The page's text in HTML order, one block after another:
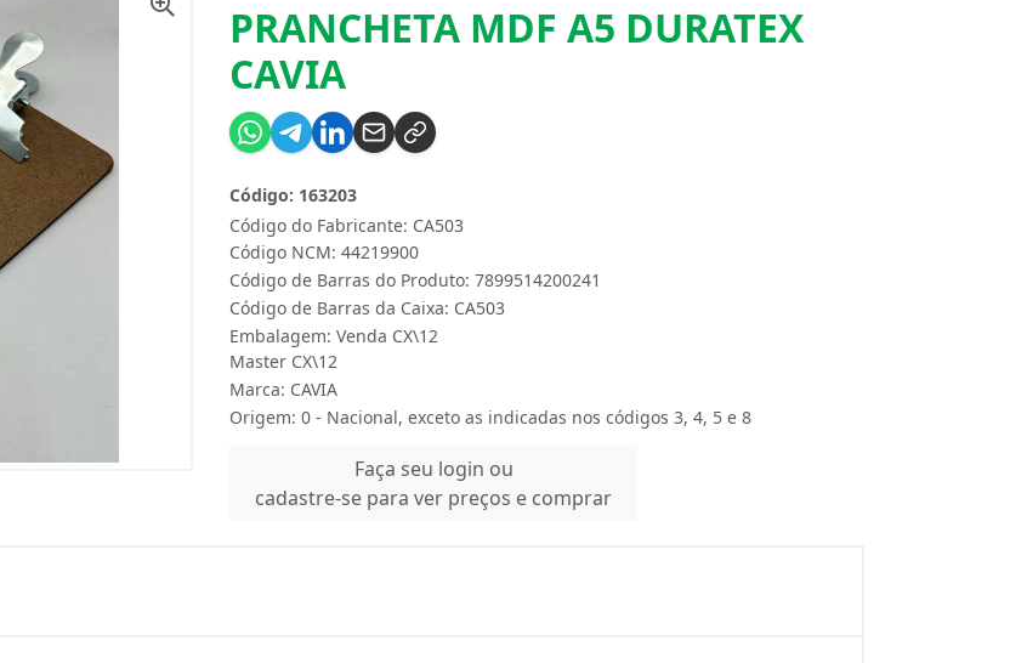
PRANCHETA MDF A5 DURATEX
CAVIA
Código do Fabricante: CA503
Código: 163203
Código NCM: 44219900
Código de Barras do Produto: 7899514200241
Código de Barras da Caixa: CA503
Embalagem: Venda CX\12
Master CX\12
Marca: CAVIA
Origem: 0 - Nacional, exceto as indicadas nos códigos 3, 4, 5 e 8
Faça seu login ou
cadastre-se para ver preços e comprar